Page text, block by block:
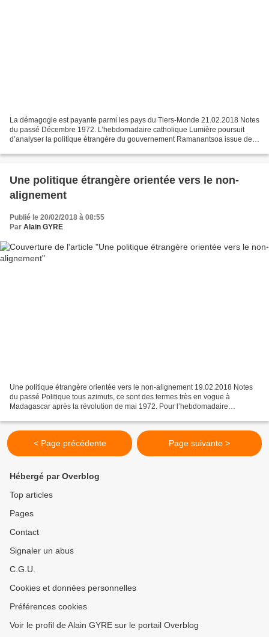
La démagogie est payante parmi les pays du Tiers-Monde 21.02.2018 Notes
du passé Décembre 1972. L’hebdomadaire catholique Lumière poursuit
d’analyser la politique étrangère du gouvernement Ramanantsoa issue des
Une politique étrangère orientée vers le non-
alignement
Publié le 20/02/2018 à 08:55
Par Alain GYRE
Une politique étrangère orientée vers le non-alignement 19.02.2018 Notes
du passé Politique tous azimuts, ce sont des termes très en vogue à
Madagascar après la révolution de mai 1972. Pour l’hebdomadaire
< Page précédente Page suivante >
Hébergé par Overblog
Top articles
Pages
Contact
Signaler un abus
C.G.U.
Cookies et données personnelles
Préférences cookies
Voir le profil de Alain GYRE sur le portail Overblog